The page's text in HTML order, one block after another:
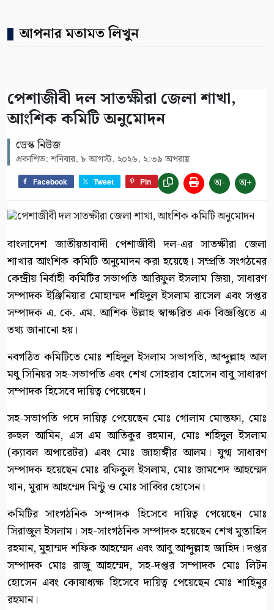
আপনার মতামত লিখুন
পেশাজীবী দল সাতক্ষীরা জেলা শাখা,
আংশিক কমিটি অনুমোদন
ডেস্ক নিউজ
প্রকাশিত: শনিবার, ৮ আগস্ট, ২০২৬, ২:৩৯ অপরাহ্ণ
Facebook Tweet Pin অ- অ+
বাংলাদেশ জাতীয়তাবাদী পেশাজীবী দল-এর সাতক্ষীরা জেলা
শাখার আংশিক কমিটি অনুমোদন করা হয়েছে। সম্প্রতি সংগঠনের
কেন্দ্রীয় নির্বাহী কমিটির সভাপতি আরিফুল ইসলাম জিয়া, সাধারণ
সম্পাদক ইঞ্জিনিয়ার মোহাম্মদ শহিদুল ইসলাম রাসেল এবং সপ্তর
সম্পাদক এ. কে. এম. আশিক উল্লাহ স্বাক্ষরিত এক বিজ্ঞপ্তিতে এ
তথ্য জানানো হয়।
নবগঠিত কমিটিতে মোঃ শহিদুল ইসলাম সভাপতি, আব্দুল্লাহ আল
মধু সিনিয়র সহ-সভাপতি এবং শেখ সোহরাব হোসেন বাবু সাধারণ
সম্পাদক হিসেবে দায়িত্ব পেয়েছেন।
সহ-সভাপতি পদে দায়িত্ব পেয়েছেন মোঃ গোলাম মোস্তফা, মোঃ
রুহুল আমিন, এস এম আতিকুর রহমান, মোঃ শহিদুল ইসলাম
(ক্যাবল অপারেটর) এবং মোঃ জাহাঙ্গীর আলম। যুগ্ম সাধারণ
সম্পাদক হয়েছেন মোঃ রফিকুল ইসলাম, মোঃ জামশেদ আহম্মেদ
খান, মুরাদ আহম্মেদ মিন্টু ও মোঃ সাব্বির হোসেন।
কমিটির সাংগঠনিক সম্পাদক হিসেবে দায়িত্ব পেয়েছেন মোঃ
সিরাজুল ইসলাম। সহ-সাংগঠনিক সম্পাদক হয়েছেন শেখ মুস্তাহিদ
রহমান, মুহাম্মদ শফিক আহম্মেদ এবং আবু আব্দুল্লাহ জাহিদ। দপ্তর
সম্পাদক মোঃ রাজু আহম্মেদ, সহ-দপ্তর সম্পাদক মোঃ লিটন
হোসেন এবং কোষাধ্যক্ষ হিসেবে দায়িত্ব পেয়েছেন মোঃ শাহিনুর
রহমান।